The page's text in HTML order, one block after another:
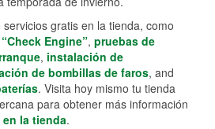
servicios gratis en la tienda, como
Engine”, pruebas de
, instalación de
de bombillas de faros, and
. Visita hoy mismo tu tienda
para obtener más información
la tienda.